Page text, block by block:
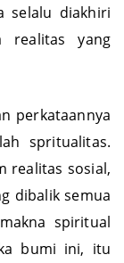
selalu diakhiri
realitas yang
perkataannya
spritualitas.
realitas sosial,
dibalik semua
spiritual
bumi ini, itu